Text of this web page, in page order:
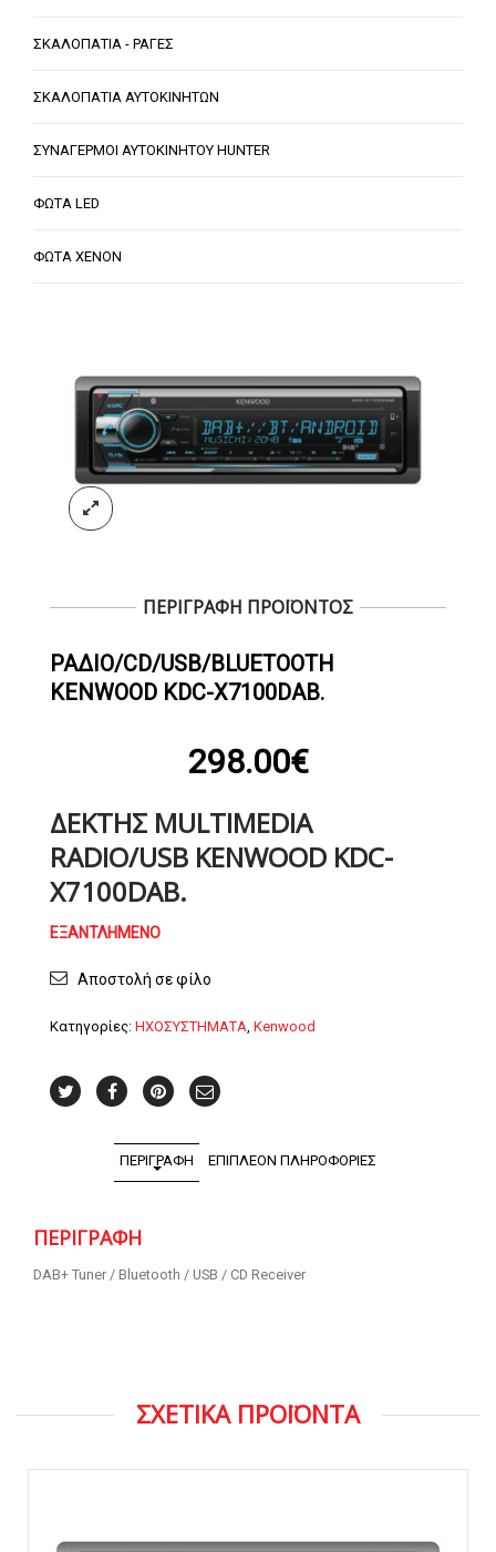
ΠΕΡΙΓΡΑΦΗ ΠΡΟΪΟΝΤΟΣ
ΡΆΔΙΟ/CD/USB/BLUETOOTH
KENWOOD KDC-X7100DAB.
298.00€
ΔΈΚΤΗΣ MULTIMEDIA
RADIO/USB KENWOOD KDC-
X7100DAB.
ΕΞΑΝΤΛΗΜΈΝΟ
Αποστολή σε φίλο
Κατηγορίες: ΗΧΟΣΥΣΤΗΜΑΤΑ Kenwood
ΠΕΡΙΓΡΑΦΉ ΕΠΙΠΛΈΟΝ ΠΛΗΡΟΦΟΡΊΕΣ
ΠΕΡΙΓΡΑΦΉ
DAB+ Tuner / Bluetooth / USB / CD Receiver
ΣΚΑΛΟΠΑΤΙΑ - ΡΑΓΕΣ
ΣΚΑΛΟΠΑΤΙΑ ΑΥΤΟΚΙΝΗΤΩΝ
ΣΥΝΑΓΕΡΜΟΙ ΑΥΤΟΚΙΝΗΤΟΥ HUNTER
ΦΩΤΑ LED
ΦΩΤΑ XENON
ΣΧΕΤΙΚΑ ΠΡΟΪΟΝΤΑ